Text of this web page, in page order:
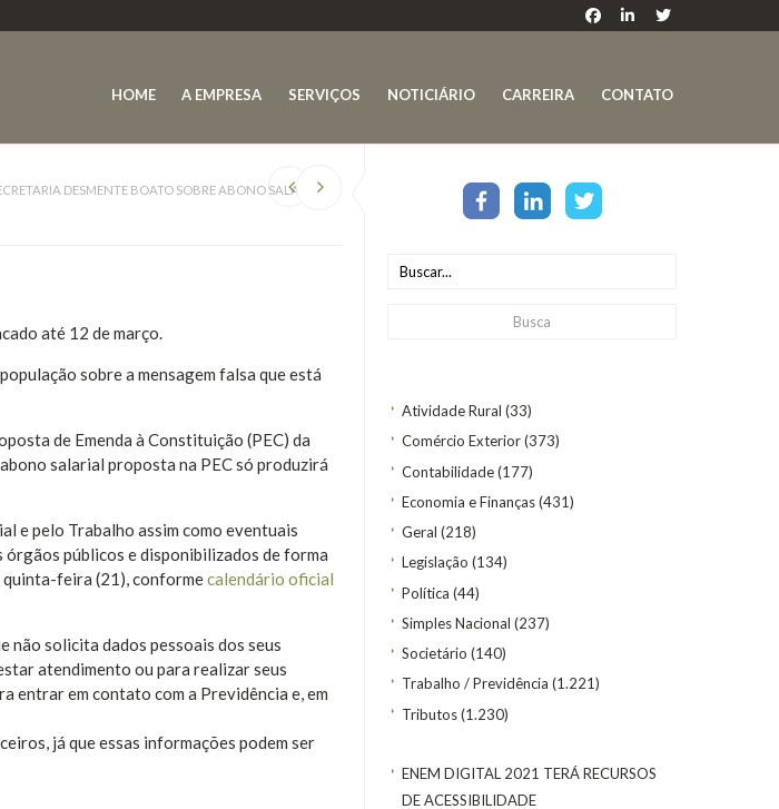
HOME A EMPRESA SERVIÇOS NOTICIÁRIO CARREIRA CONTATO
Atividade Rural (33)
Comércio Exterior(373)
Contabilidade(177)
Economia e Finanças(431)
Geral (218)
Legislação (134)
Política (44)
Simples Nacional (237)
Societário (140)
Trabalho / Previdência (1.221)
Tributos(1.230)
ENEM DIGITAL 2021 TERÁ RECURSOS
DE ACESSIBILIDADE
DESMENTE BOATO SOBRE ABONO SALARIAL
até 12 de março.
sobre a mensagem falsa que está
de Emenda à Constituição (PEC) da
salarial proposta na PEC só produzirá
e pelo Trabalho assim como eventuais
públicos e disponibilizados de forma
quinta-feira (21), conformecalendário oficial
não solicita dados pessoais dos seus
atendimento ou para realizar seus
entrar em contato com a Previdência e, em
já que essas informações podem ser